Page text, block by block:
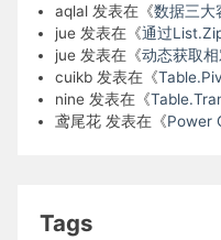
aqlal发表在《数据三
jue发表在《通过
jue发表在《动态获取
cuikb发表在《
nine发表在《
鸢尾花发表在《Power
Tags